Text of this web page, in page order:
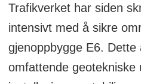
Trafikverket har siden
intensivt med å sikre
gjenoppbygge E6. Dette
omfattende geotekniske